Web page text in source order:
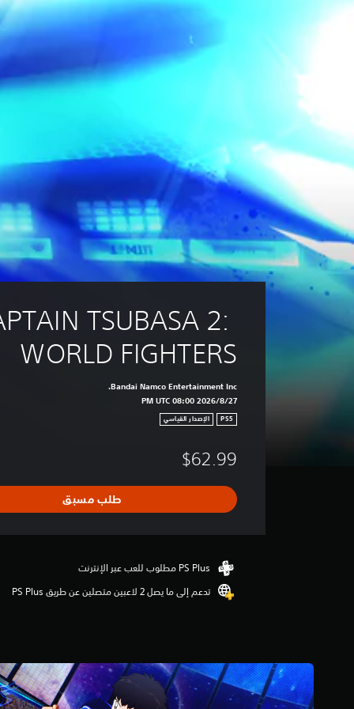
TSUBASA 2:
WORLD FIGHTERS
Bandai Namco Entertainment Inc.
27‏/8‏/2026 08:00 PM UTC
PS5 الإصدار القياسي
$62.99
طلب مسبق
تدعم إلى ما يصل 2 لاعبين متصلين عن طريق PS Plus‏